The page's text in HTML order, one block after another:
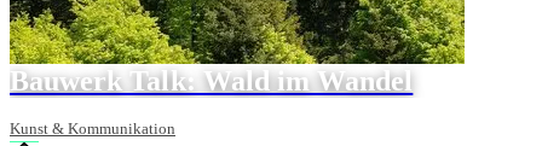
Bauwerk Talk: Wald im Wandel
Kunst & Kommunikation